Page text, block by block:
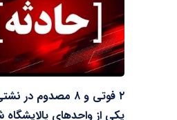
۲ فوتی و ۸ مصدوم در
یکی از واحدهای پالایشگاه